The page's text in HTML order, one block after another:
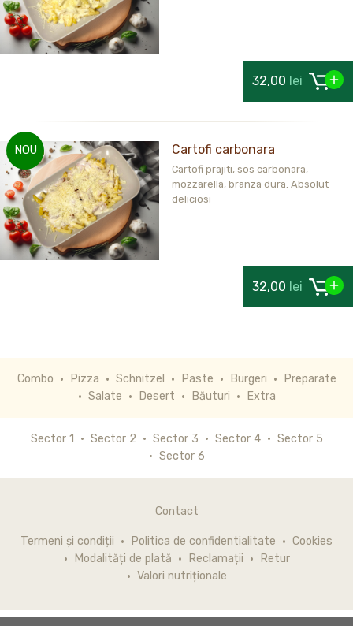
32,00 lei
NOU Cartofi carbonara
Cartofi prajiti, sos carbonara,
mozzarella, branza dura. Absolut
deliciosi
32,00 lei
Combo Pizza Schnitzel Paste Burgeri
Preparate
Salate
Desert Băuturi Extra
Sector 1 Sector 2 Sector 3 Sector 4
Sector 5
Sector 6
Contact
Termeni și condiții Politica de confidentialitate
Cookies
Modalități de plată
Reclamații
Retur
Valori nutriționale